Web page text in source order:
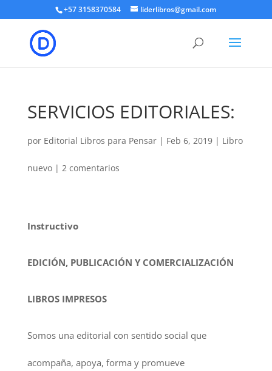
+57 3158370584 liderlibros@gmail.com
SERVICIOS EDITORIALES:
por Editorial Libros para Pensar| Feb 6, 2019| Libro
nuevo| 2 comentarios
Instructivo
EDICIÓN, PUBLICACIÓN Y COMERCIALIZACIÓN
LIBROS IMPRESOS
Somos una editorial con sentido social que
acompaña, apoya, forma y promueve